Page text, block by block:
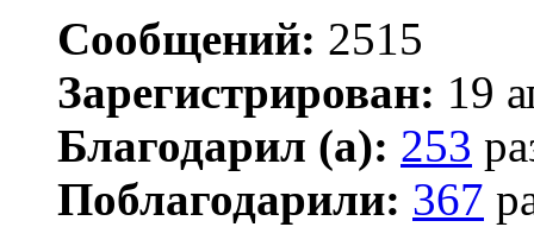
Сообщений: 2515
Зарегистрирован: 19
Благодарил (а): 253
Поблагодарили: 367